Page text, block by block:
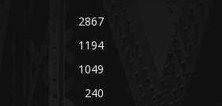
2867
1194
1049
240